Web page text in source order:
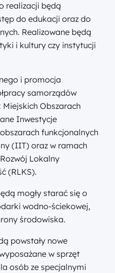
realizacji będą
do edukacji oraz do
Realizowane będą
i kultury czy instytucji
i promocja
samorządów
Obszarach
Inwestycje
funkcjonalnych
(IIT) oraz w ramach
Lokalny
(RLKS).
mogły starać się o
wodno-ściekowej,
środowiska.
powstały nowe
w sprzęt
osób ze specjalnymi